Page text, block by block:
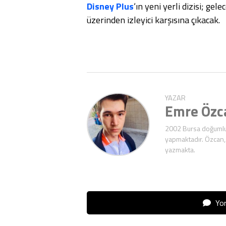
Disney Plus‘ın yeni yerli dizisi;
üzerinden izleyici karşısına çıkacak.
YAZAR
Emre
2002 Bursa
yapmaktadır.
yazmakta.